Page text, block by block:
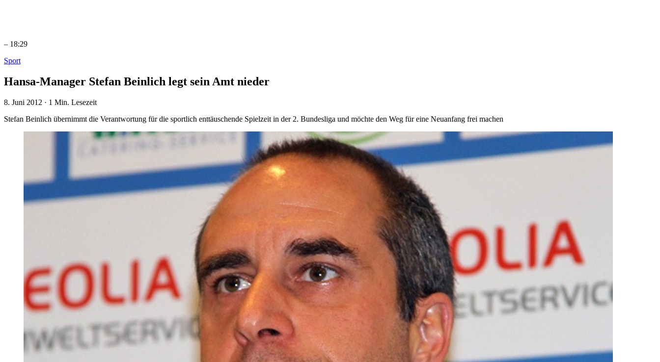
– 18:29
Sport
Hansa-Manager Stefan Beinlich legt sein Amt nieder
8. Juni 2012 · 1 Min. Lesezeit
Stefan Beinlich übernimmt die Verantwortung für die sportlich enttäuschende Spielzeit in der 2. Bundesliga und möchte den Weg für eine Neuanfang frei machen